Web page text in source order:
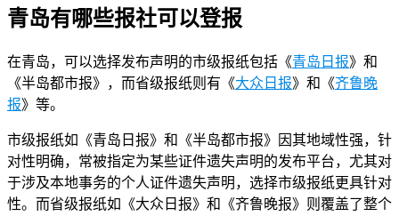
青岛有哪些报社可以登报
在青岛，可以选择发布声明的市级报纸包括《青岛日报》和
《半岛都市报》，而省级报纸则有《大众日报》和《齐鲁晚
报》等。
市级报纸如《青岛日报》和《半岛都市报》因其地域性强，针
对性明确，常被指定为某些证件遗失声明的发布平台，尤其对
于涉及本地事务的个人证件遗失声明，选择市级报纸更具针对
性。而省级报纸如《大众日报》和《齐鲁晚报》则覆盖了整个